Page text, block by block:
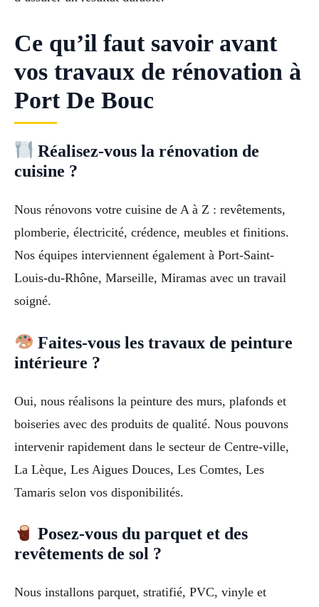
Ce qu’il faut savoir avant
vos travaux de rénovation à
Port De Bouc
Réalisez-vous la rénovation de
cuisine ?
Nous rénovons votre cuisine de A à Z : revêtements,
plomberie, électricité, crédence, meubles et finitions.
Nos équipes interviennent également à Port-Saint-
Louis-du-Rhône, Marseille, Miramas avec un travail
soigné.
Faites-vous les travaux de peinture
intérieure ?
Oui, nous réalisons la peinture des murs, plafonds et
boiseries avec des produits de qualité. Nous pouvons
intervenir rapidement dans le secteur de Centre-ville,
La Lèque, Les Aigues Douces, Les Comtes, Les
Tamaris selon vos disponibilités.
Posez-vous du parquet et des
revêtements de sol ?
Nous installons parquet, stratifié, PVC, vinyle et